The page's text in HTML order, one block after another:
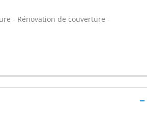
- Rénovation de couverture -